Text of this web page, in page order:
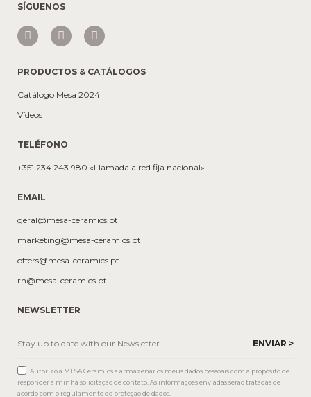
SÍGUENOS
PRODUCTOS & CATÁLOGOS
Catálogo Mesa 2024
Vídeos
TELÉFONO
+351 234 243 980 «Llamada a red fija nacional»
EMAIL
geral@mesa-ceramics.pt
marketing@mesa-ceramics.pt
offers@mesa-ceramics.pt
rh@mesa-ceramics.pt
NEWSLETTER
Autorizo a MESA Ceramics a armazenar os meus dados pessoais com a propósito de
responder à minha solicitação de contato. As informações enviadas serão tratadas de
acordo com o regulamento de proteção de dados.